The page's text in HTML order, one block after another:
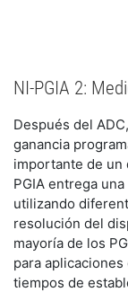
NI-PGIA 2:
Después del
ganancia
importante de un
PGIA entrega
utilizando
resolución del
mayoría de los
para
tiempos de